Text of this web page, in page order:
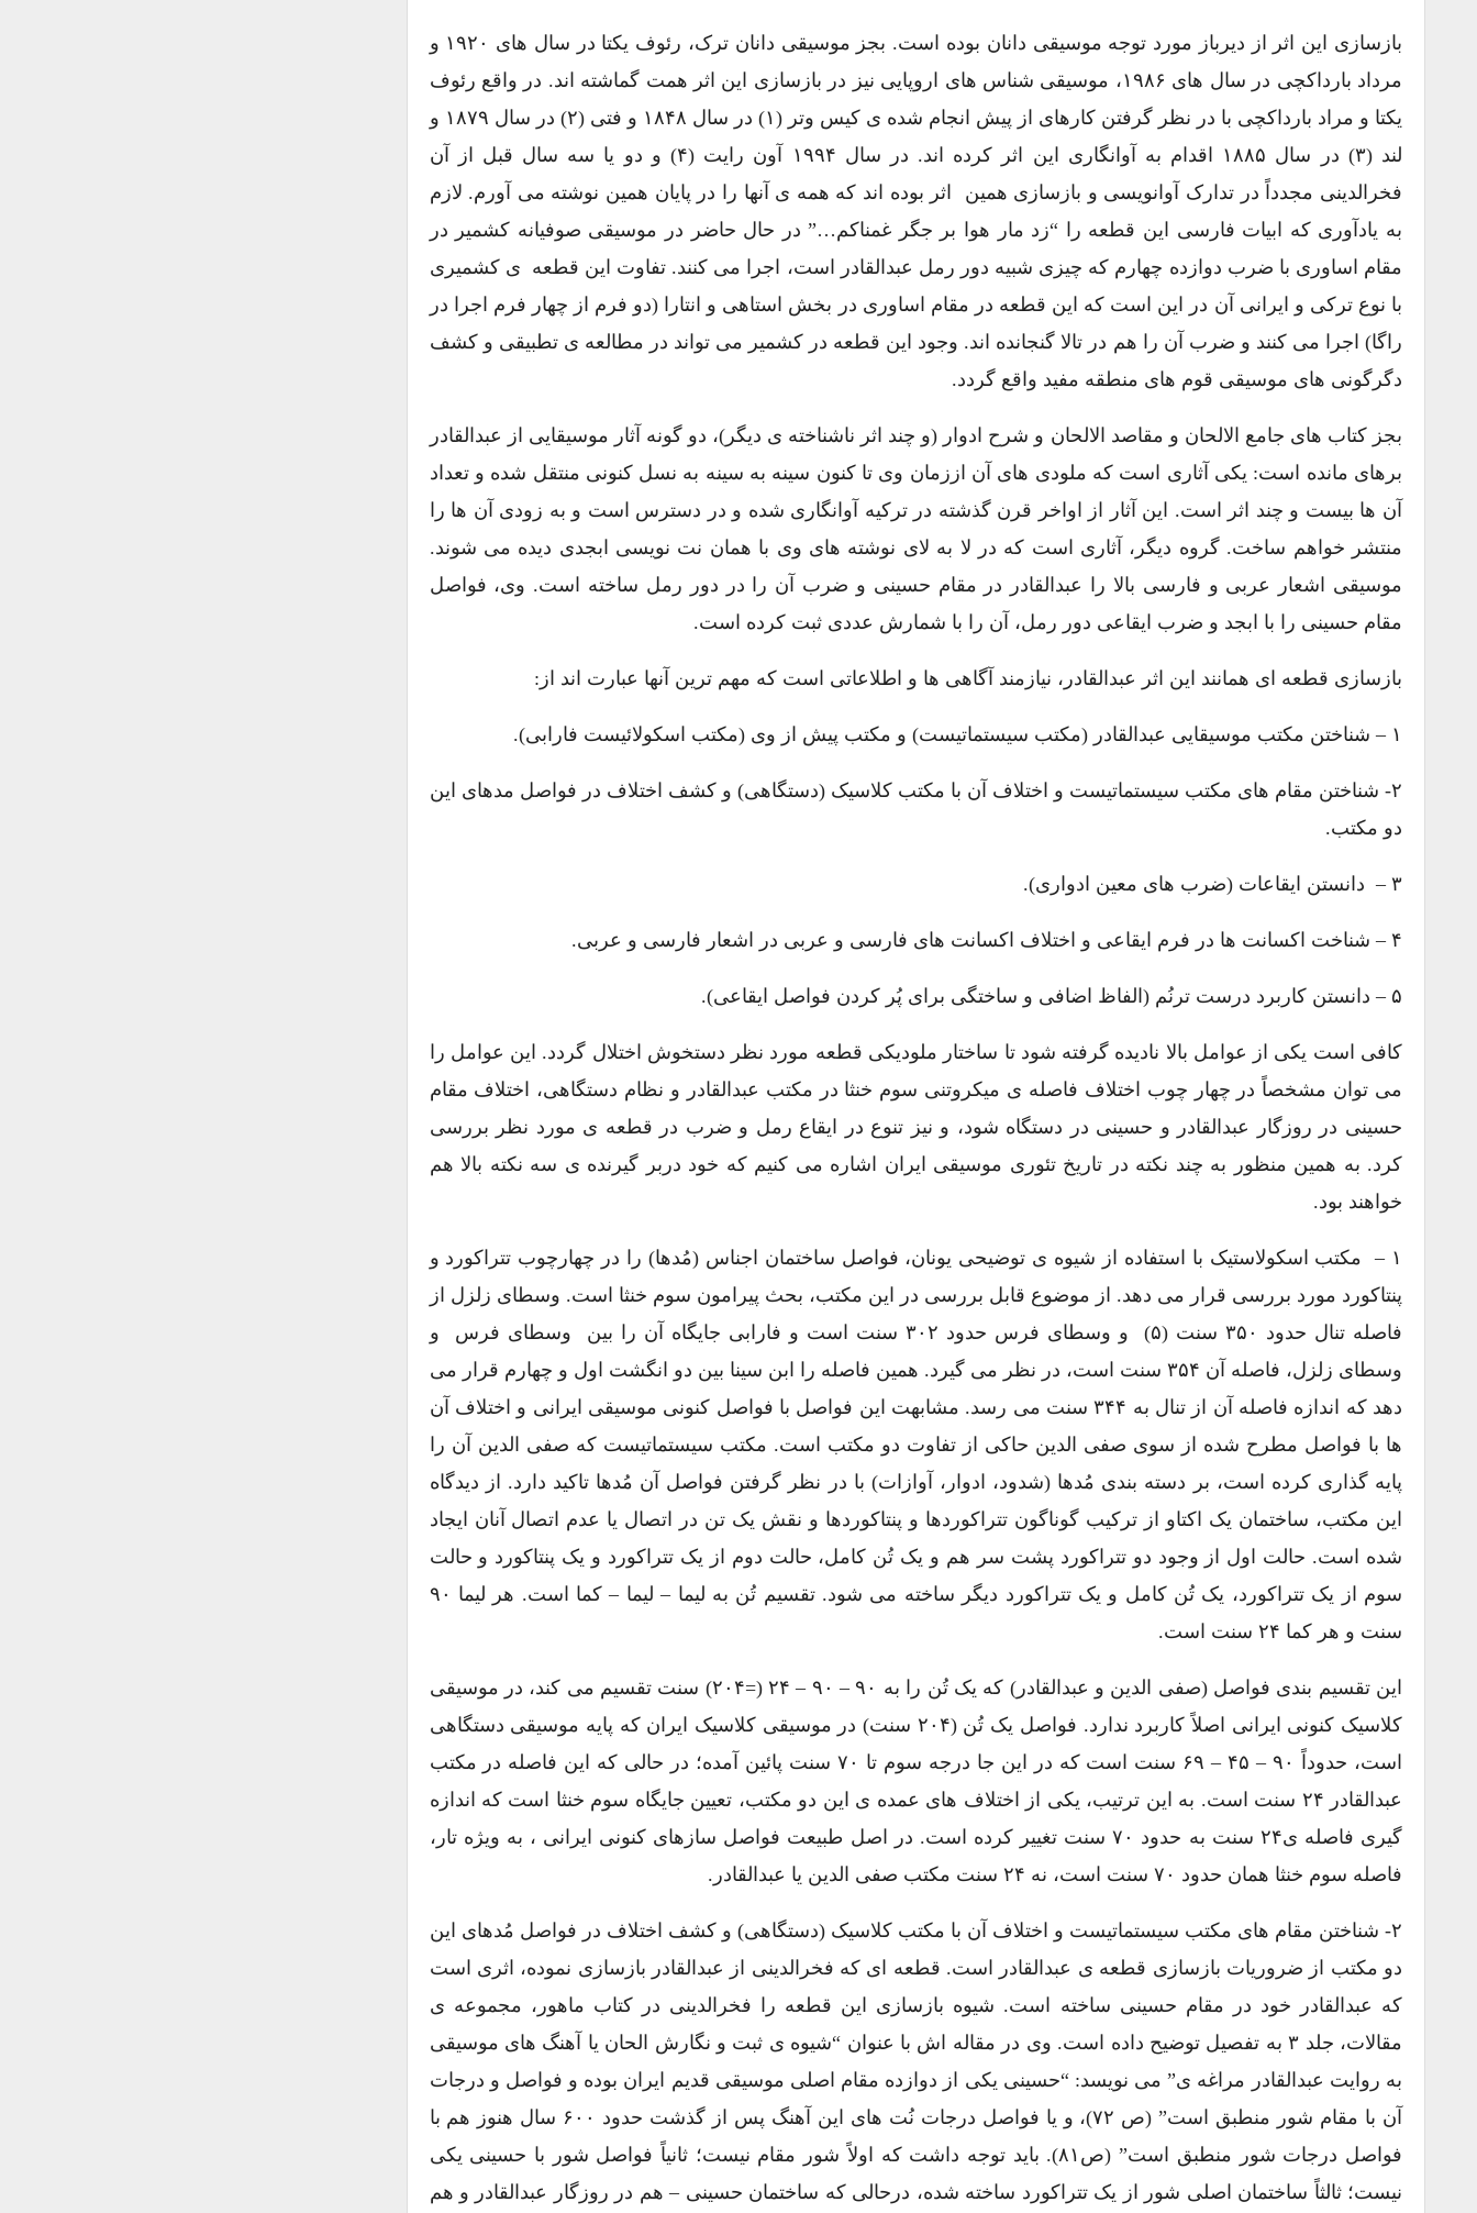
بازسازی این اثر از دیرباز مورد توجه موسیقی دانان بوده است. بجز موسیقی دانان ترک، رئوف یکتا در سال های ۱۹۲۰ و
مرداد بارداکچی در سال های ۱۹۸۶، موسیقی شناس های اروپایی نیز در بازسازی این اثر همت گماشته اند. در واقع رئوف
یکتا و مراد بارداکچی با در نظر گرفتن کارهای از پیش انجام شده ی کیس وتر (۱) در سال ۱۸۴۸ و فتی (۲) در سال ۱۸۷۹ و
لند (۳) در سال ۱۸۸۵ اقدام به آوانگاری این اثر کرده اند. در سال ۱۹۹۴ آون رایت (۴) و دو یا سه سال قبل از آن
فخرالدینی مجدداً در تدارک آوانویسی و بازسازی همین اثر بوده اند که همه ی آنها را در پایان همین نوشته می آورم. لازم
به یادآوری که ابیات فارسی این قطعه را “زد مار هوا بر جگر غمناکم…” در حال حاضر در موسیقی صوفیانه کشمیر در
مقام اساوری با ضرب دوازده چهارم که چیزی شبیه دور رمل عبدالقادر است، اجرا می کنند. تفاوت این قطعه ی کشمیری
با نوع ترکی و ایرانی آن در این است که این قطعه در مقام اساوری در بخش استاهی و انتارا (دو فرم از چهار فرم اجرا در
راگا) اجرا می کنند و ضرب آن را هم در تالا گنجانده اند. وجود این قطعه در کشمیر می تواند در مطالعه ی تطبیقی و کشف
دگرگونی های موسیقی قوم های منطقه مفید واقع گردد.
بجز کتاب های جامع الالحان و مقاصد الالحان و شرح ادوار (و چند اثر ناشناخته ی دیگر)، دو گونه آثار موسیقایی از عبدالقادر
برهای مانده است: یکی آثاری است که ملودی های آن اززمان وی تا کنون سینه به سینه به نسل کنونی منتقل شده و تعداد
آن ها بیست و چند اثر است. این آثار از اواخر قرن گذشته در ترکیه آوانگاری شده و در دسترس است و به زودی آن ها را
منتشر خواهم ساخت. گروه دیگر، آثاری است که در لا به لای نوشته های وی با همان نت نویسی ابجدی دیده می شوند.
موسیقی اشعار عربی و فارسی بالا را عبدالقادر در مقام حسینی و ضرب آن را در دور رمل ساخته است. وی، فواصل
مقام حسینی را با ابجد و ضرب ایقاعی دور رمل، آن را با شمارش عددی ثبت کرده است.
بازسازی قطعه ای همانند این اثر عبدالقادر، نیازمند آگاهی ها و اطلاعاتی است که مهم ترین آنها عبارت اند از:
۱ – شناختن مکتب موسیقایی عبدالقادر (مکتب سیستماتیست) و مکتب پیش از وی (مکتب اسکولائیست فارابی).
۲- شناختن مقام های مکتب سیستماتیست و اختلاف آن با مکتب کلاسیک (دستگاهی) و کشف اختلاف در فواصل مدهای این
دو مکتب.
۳ – دانستن ایقاعات (ضرب های معین ادواری).
۴ – شناخت اکسانت ها در فرم ایقاعی و اختلاف اکسانت های فارسی و عربی در اشعار فارسی و عربی.
۵ – دانستن کاربرد درست ترنُم (الفاظ اضافی و ساختگی برای پُر کردن فواصل ایقاعی).
کافی است یکی از عوامل بالا نادیده گرفته شود تا ساختار ملودیکی قطعه مورد نظر دستخوش اختلال گردد. این عوامل را
می توان مشخصاً در چهار چوب اختلاف فاصله ی میکروتنی سوم خنثا در مکتب عبدالقادر و نظام دستگاهی، اختلاف مقام
حسینی در روزگار عبدالقادر و حسینی در دستگاه شود، و نیز تنوع در ایقاع رمل و ضرب در قطعه ی مورد نظر بررسی
کرد. به همین منظور به چند نکته در تاریخ تئوری موسیقی ایران اشاره می کنیم که خود دربر گیرنده ی سه نکته بالا هم
خواهند بود.
۱ – مکتب اسکولاستیک با استفاده از شیوه ی توضیحی یونان، فواصل ساختمان اجناس (مُدها) را در چهارچوب تتراکورد و
پنتاکورد مورد بررسی قرار می دهد. از موضوع قابل بررسی در این مکتب، بحث پیرامون سوم خنثا است. وسطای زلزل از
فاصله تنال حدود ۳۵۰ سنت (۵) و وسطای فرس حدود ۳۰۲ سنت است و فارابی جایگاه آن را بین وسطای فرس و
وسطای زلزل، فاصله آن ۳۵۴ سنت است، در نظر می گیرد. همین فاصله را ابن سینا بین دو انگشت اول و چهارم قرار می
دهد که اندازه فاصله آن از تنال به ۳۴۴ سنت می رسد. مشابهت این فواصل با فواصل کنونی موسیقی ایرانی و اختلاف آن
ها با فواصل مطرح شده از سوی صفی الدین حاکی از تفاوت دو مکتب است. مکتب سیستماتیست که صفی الدین آن را
پایه گذاری کرده است، بر دسته بندی مُدها (شدود، ادوار، آوازات) با در نظر گرفتن فواصل آن مُدها تاکید دارد. از دیدگاه
این مکتب، ساختمان یک اکتاو از ترکیب گوناگون تتراکوردها و پنتاکوردها و نقش یک تن در اتصال یا عدم اتصال آنان ایجاد
شده است. حالت اول از وجود دو تتراکورد پشت سر هم و یک تُن کامل، حالت دوم از یک تتراکورد و یک پنتاکورد و حالت
سوم از یک تتراکورد، یک تُن کامل و یک تتراکورد دیگر ساخته می شود. تقسیم تُن به لیما – لیما – کما است. هر لیما ۹۰
سنت و هر کما ۲۴ سنت است.
این تقسیم بندی فواصل (صفی الدین و عبدالقادر) که یک تُن را به ۹۰ – ۹۰ – ۲۴ (=۲۰۴) سنت تقسیم می کند، در موسیقی
کلاسیک کنونی ایرانی اصلاً کاربرد ندارد. فواصل یک تُن (۲۰۴ سنت) در موسیقی کلاسیک ایران که پایه موسیقی دستگاهی
است، حدوداً ۹۰ – ۴۵ – ۶۹ سنت است که در این جا درجه سوم تا ۷۰ سنت پائین آمده؛ در حالی که این فاصله در مکتب
عبدالقادر ۲۴ سنت است. به این ترتیب، یکی از اختلاف های عمده ی این دو مکتب، تعیین جایگاه سوم خنثا است که اندازه
گیری فاصله ی۲۴ سنت به حدود ۷۰ سنت تغییر کرده است. در اصل طبیعت فواصل سازهای کنونی ایرانی ، به ویژه تار،
فاصله سوم خنثا همان حدود ۷۰ سنت است، نه ۲۴ سنت مکتب صفی الدین یا عبدالقادر.
۲- شناختن مقام های مکتب سیستماتیست و اختلاف آن با مکتب کلاسیک (دستگاهی) و کشف اختلاف در فواصل مُدهای این
دو مکتب از ضروریات بازسازی قطعه ی عبدالقادر است. قطعه ای که فخرالدینی از عبدالقادر بازسازی نموده، اثری است
که عبدالقادر خود در مقام حسینی ساخته است. شیوه بازسازی این قطعه را فخرالدینی در کتاب ماهور، مجموعه ی
مقالات، جلد ۳ به تفصیل توضیح داده است. وی در مقاله اش با عنوان “شیوه ی ثبت و نگارش الحان یا آهنگ های موسیقی
به روایت عبدالقادر مراغه ی” می نویسد: “حسینی یکی از دوازده مقام اصلی موسیقی قدیم ایران بوده و فواصل و درجات
آن با مقام شور منطبق است” (ص ۷۲)، و یا فواصل درجات نُت های این آهنگ پس از گذشت حدود ۶۰۰ سال هنوز هم با
فواصل درجات شور منطبق است” (ص۸۱). باید توجه داشت که اولاً شور مقام نیست؛ ثانیاً فواصل شور با حسینی یکی
نیست؛ ثالثاً ساختمان اصلی شور از یک تتراکورد ساخته شده، درحالی که ساختمان حسینی – هم در روزگار عبدالقادر و هم